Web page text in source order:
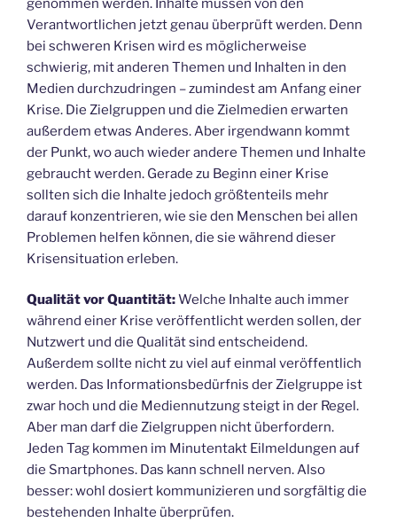
Verantwortlichen jetzt genau überprüft werden. Denn
bei schweren Krisen wird es möglicherweise
schwierig, mit anderen Themen und Inhalten in den
Medien durchzudringen – zumindest am Anfang einer
Krise. Die Zielgruppen und die Zielmedien erwarten
außerdem etwas Anderes. Aber irgendwann kommt
der Punkt, wo auch wieder andere Themen und Inhalte
gebraucht werden. Gerade zu Beginn einer Krise
sollten sich die Inhalte jedoch größtenteils mehr
darauf konzentrieren, wie sie den Menschen bei allen
Problemen helfen können, die sie während dieser
Krisensituation erleben.
Qualität vor Quantität:Welche Inhalte auch immer
während einer Krise veröffentlicht werden sollen, der
Nutzwert und die Qualität sind entscheidend.
Außerdem sollte nicht zu viel auf einmal veröffentlich
werden. Das Informationsbedürfnis der Zielgruppe ist
zwar hoch und die Mediennutzung steigt in der Regel.
Aber man darf die Zielgruppen nicht überfordern.
Jeden Tag kommen im Minutentakt Eilmeldungen auf
die Smartphones. Das kann schnell nerven. Also
besser: wohl dosiert kommunizieren und sorgfältig die
bestehenden Inhalte überprüfen.